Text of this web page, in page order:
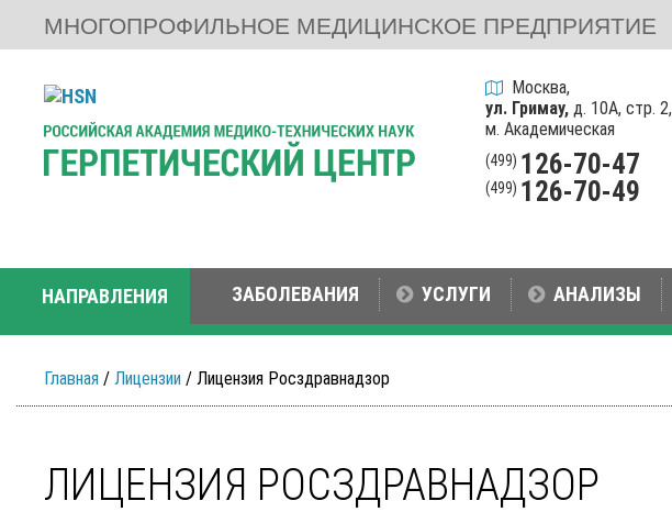
МНОГОПРОФИЛЬНОЕ МЕДИЦИНСКОЕ ПРЕДПРИЯТИЕ
Москва,
ул. Гримау,д. 10А, стр. 2,
м. Академическая
(499) 126-70-47
(499) 126-70-49
НАПРАВЛЕНИЯ ЗАБОЛЕВАНИЯ УСЛУГИ АНАЛИЗЫ
Главная / Лицензии / Лицензия Росздравнадзор
ЛИЦЕНЗИЯ РОСЗДРАВНАДЗОР